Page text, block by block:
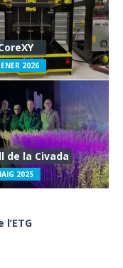
2026
de la Civada
2025